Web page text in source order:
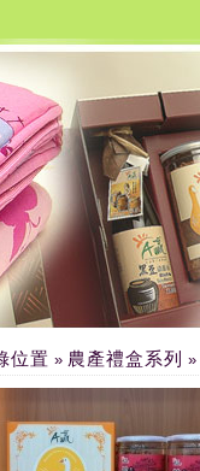
位置 » 農產禮盒系列 »